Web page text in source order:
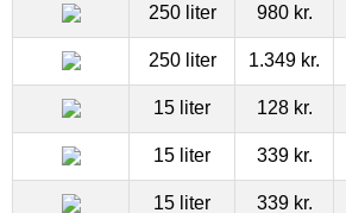
250 liter 980 kr.
250 liter 1.349 kr.
15 liter 128 kr.
15 liter 339 kr.
15 liter 339 kr.